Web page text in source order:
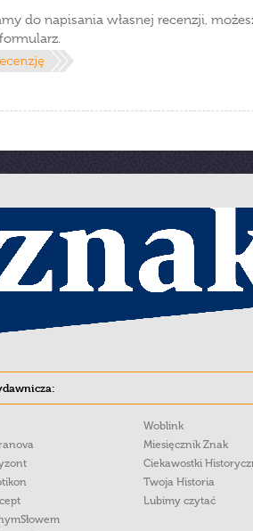
do napisania własnej recenzji,
Woblink
Miesięcznik Znak
Ciekawostki
Twoja Historia
Lubimy czytać